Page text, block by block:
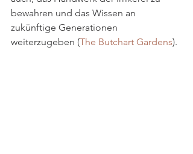
bewahren und das Wissen an
zukünftige Generationen
weiterzugeben​ (The Butchart Gardens)​.